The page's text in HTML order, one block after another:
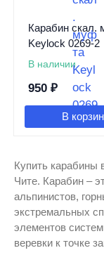
Карабин скал.
Keylock 0269-2
В наличии
950 ₽
В
Купить карабины
Чите. Карабин –
альпинистов,
экстремальных
элементов
веревки к точке